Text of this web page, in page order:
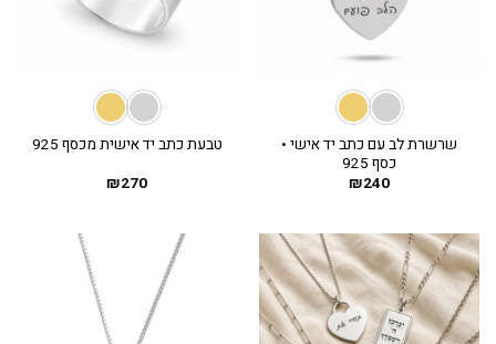
שרשרת לב עם כתב יד אישי •
כסף 925
₪240
טבעת כתב יד אישית מכסף 925
₪270